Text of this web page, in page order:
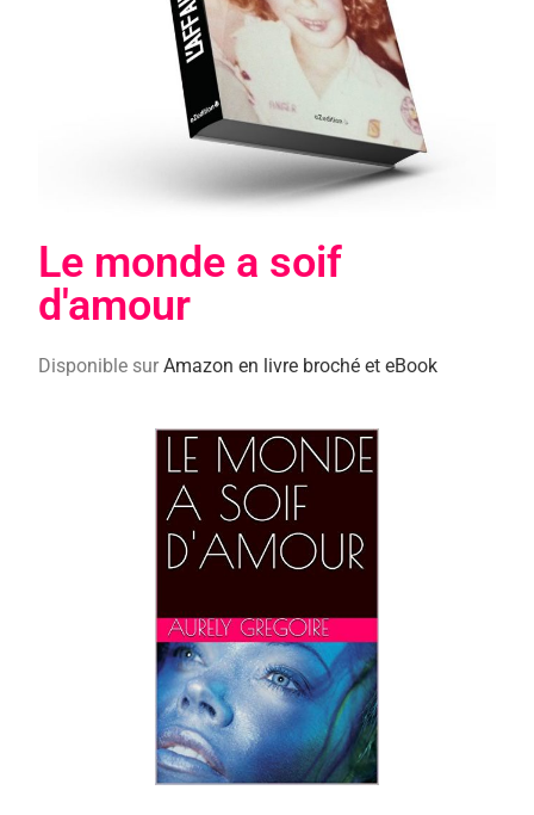
Le monde a soif
d'amour
Disponible surAmazon en livre broché et eBook